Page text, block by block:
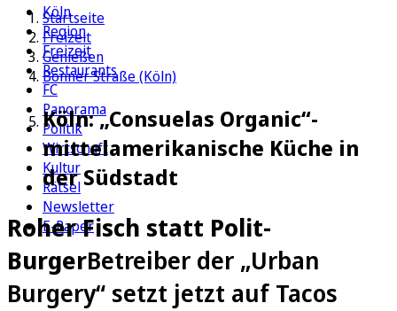
Köln
Region
Freizeit
Restaurants
FC
Panorama
Politik
Wirtschaft
Kultur
Rätsel
Newsletter
E-Paper
Startseite
Freizeit
Genießen
Bonner Straße (Köln)
Köln: „Consuelas Organic“-
mittelamerikanische Küche in
der Südstadt
Roher Fisch statt Polit-
BurgerBetreiber der „Urban
Burgery“ setzt jetzt auf Tacos